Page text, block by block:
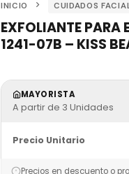
INICIO CUIDADOS
EXFOLIANTE PARA
1241-07B – KISS
MAYORISTA
A partir de 3 Unidades
Precio Unitario
Precios en descuento o